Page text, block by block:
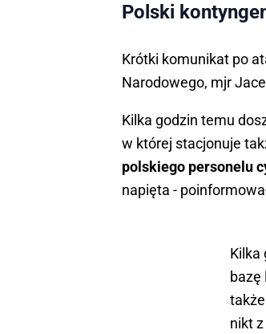
Polski
Krótki komunikat po
Narodowego, mjr
Kilka godzin temu
w której stacjonuje
polskiego personelu
napięta -
Kilka
bazę
nikt